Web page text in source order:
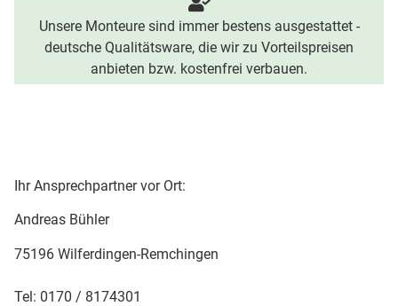
Unsere Monteure sind immer bestens ausgestattet -
deutsche Qualitätsware, die wir zu Vorteilspreisen
anbieten bzw. kostenfrei verbauen.
Ihr Ansprechpartner vor Ort:
Andreas Bühler
75196 Wilferdingen-Remchingen
Tel: 0170 / 8174301